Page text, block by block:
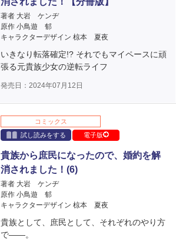
著者 大岩 ケンヂ
原作 小鳥遊 郁
キャラクターデザイン 椋本 夏夜
いきなり転落確定!? それでもマイペースに頑
張る元貴族少女の逆転ライフ
発売日：2024年07月12日
コミックス
試し読みをする
電子版
貴族から庶民になったので、婚約を解
消されました！(6)
著者 大岩 ケンヂ
原作 小鳥遊 郁
キャラクターデザイン 椋本 夏夜
貴族として、庶民として、それぞれのやり方
で――。